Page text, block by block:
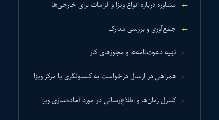
مشاوره درباره انواع ویزا و الزامات برای خارجی‌ها
جمع‌آوری و بررسی مدارک
تهیه دعوت‌نامه‌ها و مجوزهای کار
همراهی در ارسال درخواست به کنسولگری یا مرکز ویزا
کنترل زمان‌ها و اطلاع‌رسانی در مورد آماده‌سازی ویزا